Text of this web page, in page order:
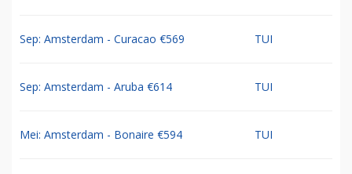
Sep: Amsterdam - Curacao €569 TUI
Sep: Amsterdam - Aruba €614 TUI
Mei: Amsterdam - Bonaire €594 TUI